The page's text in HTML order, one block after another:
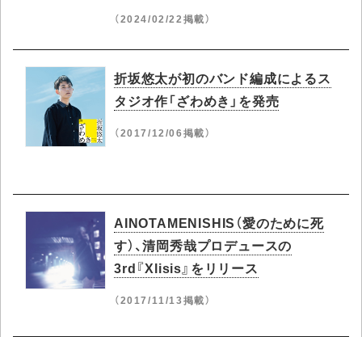
（2024/02/22掲載）
折坂悠太が初のバンド編成によるス
タジオ作「ざわめき」を発売
（2017/12/06掲載）
AINOTAMENISHIS（愛のために死
す）、清岡秀哉プロデュースの
3rd『Xlisis』をリリース
（2017/11/13掲載）